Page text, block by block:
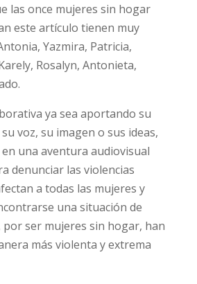
las once mujeres sin hogar
este artículo tienen muy
Yazmira, Patricia,
Rosalyn, Antonieta,
ya sea aportando su
voz, su imagen o sus ideas,
una aventura audiovisual
denunciar las violencias
a todas las mujeres y
una situación de
por ser mujeres sin hogar, han
más violenta y extrema